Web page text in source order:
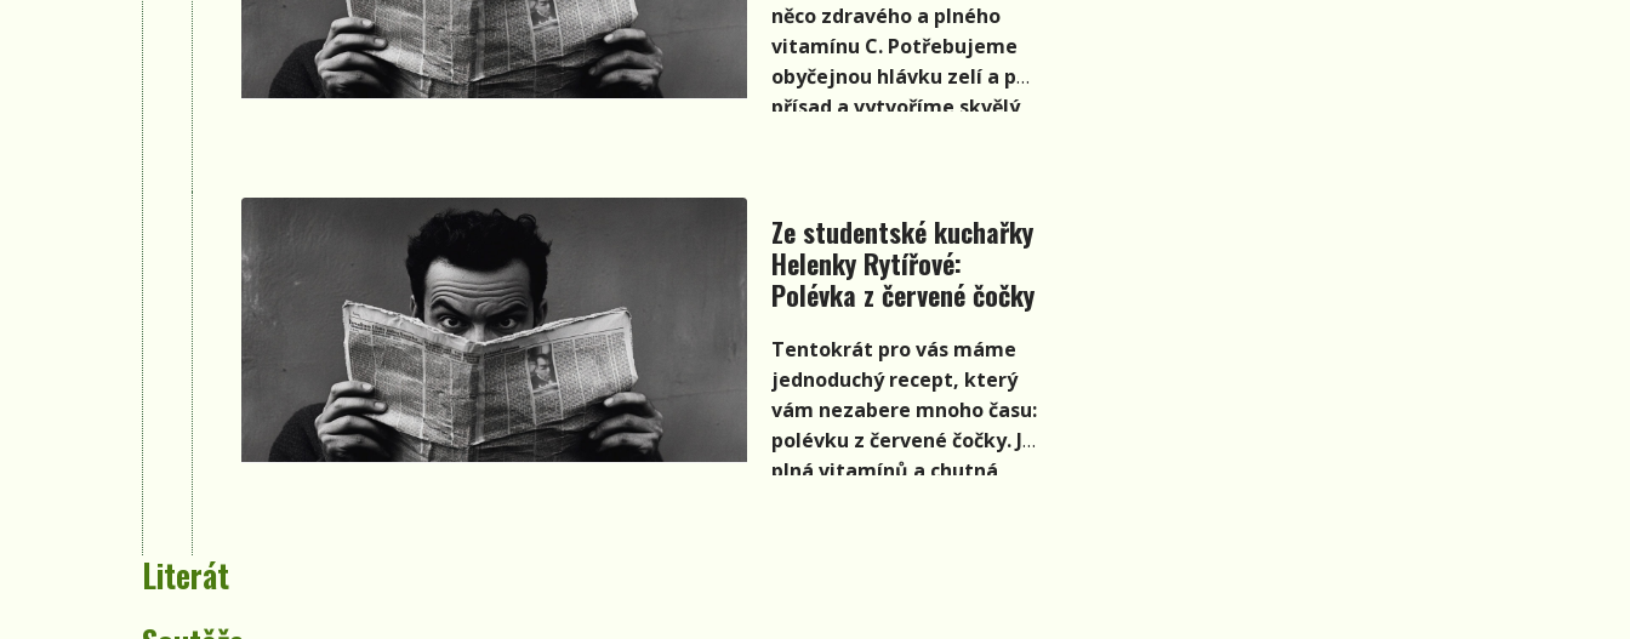
něco zdravého a plného
vitamínu C. Potřebujeme
obyčejnou hlávku zelí a pár
přísad a vytvoříme skvělý
Ze studentské kuchařky
Helenky Rytířové:
Polévka z červené čočky
Tentokrát pro vás máme
jednoduchý recept, který
vám nezabere mnoho času:
polévku z červené čočky. Je
plná vitamínů a chutná
Literát